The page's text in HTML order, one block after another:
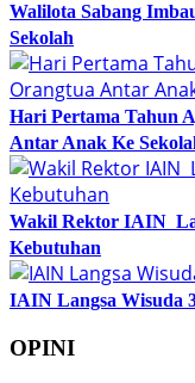
Walilota Sabang
Sekolah
Hari Pertama Tahun
Antar Anak Ke
Wakil Rektor IAIN
Kebutuhan
IAIN Langsa Wisuda
OPINI